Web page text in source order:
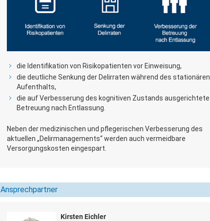
die Identifikation von Risikopatienten vor Einweisung,
die deutliche Senkung der Delirraten während des stationären
Aufenthalts,
die auf Verbesserung des kognitiven Zustands ausgerichtete
Betreuung nach Entlassung.
Neben der medizinischen und pflegerischen Verbesserung des
aktuellen „Delirmanagements“ werden auch vermeidbare
Versorgungskosten eingespart.
Ansprechpartner
Kirsten Eichler